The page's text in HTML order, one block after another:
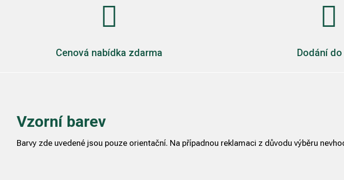

Cenová nabídka zdarma

Dodání do
Vzorní barev
Barvy zde uvedené jsou pouze orientační. Na případnou reklamaci z důvodu výběru